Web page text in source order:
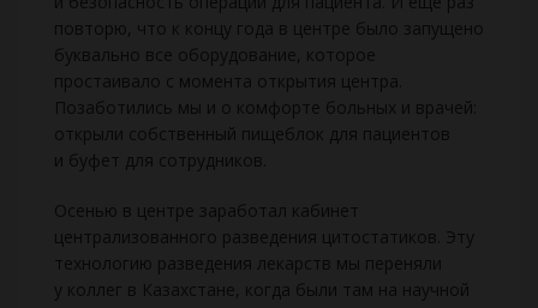
повторю, что к концу года в центре было запущено
буквально все оборудование, которое
простаивало с момента открытия центра.
Позаботились мы и о комфорте больных и врачей:
открыли собственный пищеблок для пациентов
и буфет для сотрудников.
Осенью в центре заработал кабинет
централизованного разведения цитостатиков. Эту
технологию разведения лекарств мы переняли
у коллег в Казахстане, когда были там на научной